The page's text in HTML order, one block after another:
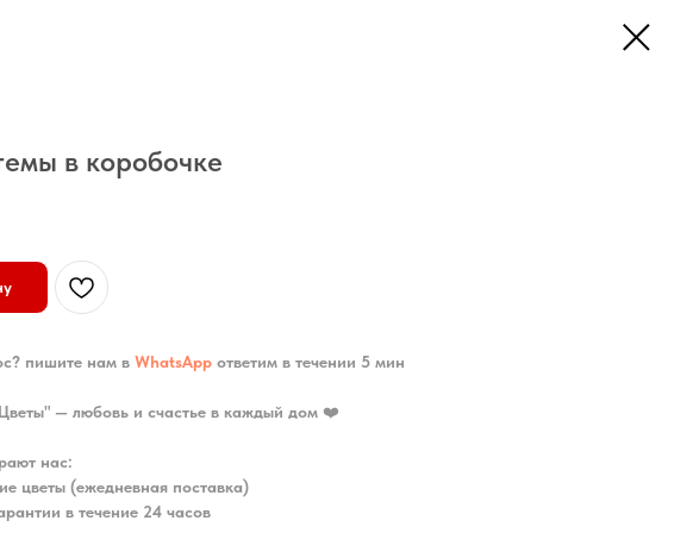
в коробочке
пишите нам в WhatsApp ответим в течении 5 мин
— любовь и счастье в каждый дом ❤️
нас:
цветы (ежедневная поставка)
в течение 24 часов